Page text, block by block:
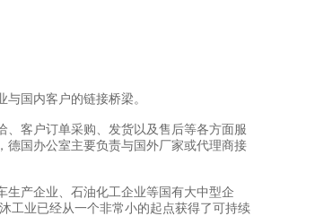
国内客户的链接桥梁。
客户订单采购、发货以及售后等各方面服
德国办公室主要负责与国外厂家或代理商接
产企业、石油化工企业等国有大中型企
工业已经从一个非常小的起点获得了可持续